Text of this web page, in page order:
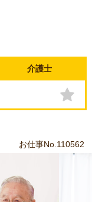
介護士
お仕事No.110562